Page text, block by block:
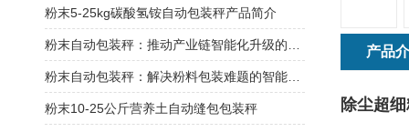
产品
除尘超
粉末5-25kg碳酸氢铵自动包装秤产品简介
粉末10-25公斤营养土自动缝包包装秤